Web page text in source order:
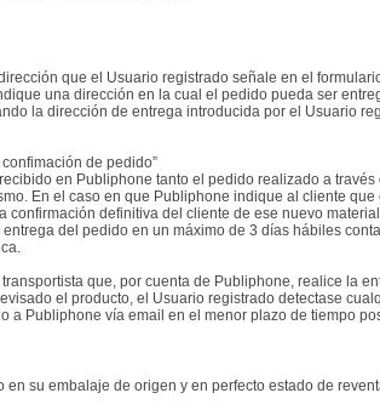
que el Usuario registrado señale en el
una dirección en la cual el pedido pueda ser
la dirección de entrega introducida por el Usuario
de pedido”
en Publiphone tanto el pedido realizado a
En el caso en que Publiphone indique al cliente
definitiva del cliente de ese nuevo
del pedido en un máximo de 3 días hábiles
que, por cuenta de Publiphone, realice la
el producto, el Usuario registrado detectase
a Publiphone vía email en el menor plazo de tiempo
su embalaje de origen y en perfecto estado de